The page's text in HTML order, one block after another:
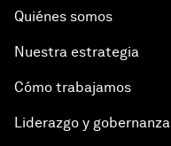
Quiénes somos
Nuestra estrategia
Cómo trabajamos
Liderazgo y gobernanza